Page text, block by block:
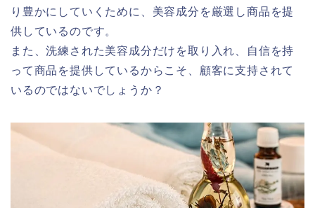
り豊かにしていくために、美容成分を厳選し商品を提
供しているのです。
また、洗練された美容成分だけを取り入れ、自信を持
って商品を提供しているからこそ、顧客に支持されて
いるのではないでしょうか？